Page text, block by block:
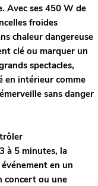
Avec ses 450 W de
froides
chaleur dangereuse
clé ou marquer un
spectacles,
en intérieur comme
sans danger
à 5 minutes, la
en un
concert ou une